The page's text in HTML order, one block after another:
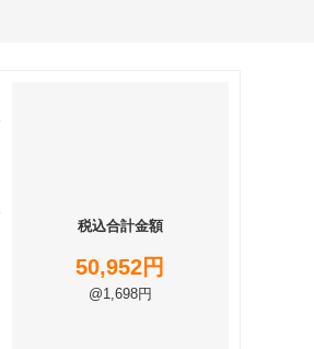
税込合計金額
50,952円
@1,698円